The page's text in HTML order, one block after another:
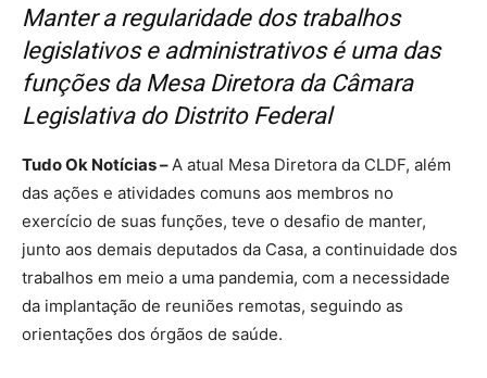
Manter a regularidade dos trabalhos
legislativos e administrativos é uma das
funções da Mesa Diretora da Câmara
Legislativa do Distrito Federal
Tudo Ok Notícias –A atual Mesa Diretora da CLDF, além
das ações e atividades comuns aos membros no
exercício de suas funções, teve o desafio de manter,
junto aos demais deputados da Casa, a continuidade dos
trabalhos em meio a uma pandemia, com a necessidade
da implantação de reuniões remotas, seguindo as
orientações dos órgãos de saúde.